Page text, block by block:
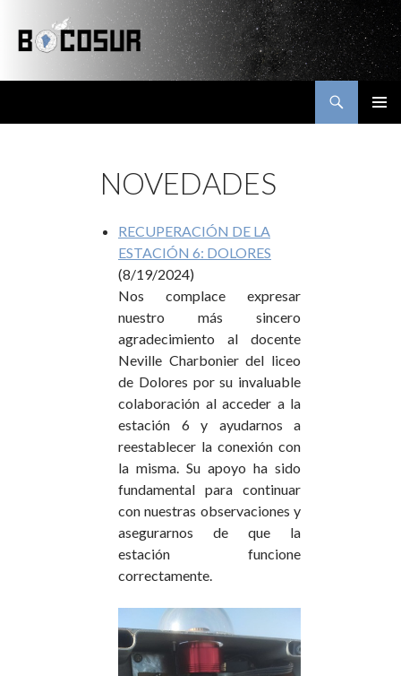
NOVEDADES
RECUPERACIÓN DE LA
ESTACIÓN 6: DOLORES
(8/19/2024)
Nos complace expresar
nuestro más sincero
agradecimiento al docente
Neville Charbonier del liceo
de Dolores por su invaluable
colaboración al acceder a la
estación 6 y ayudarnos a
reestablecer la conexión con
la misma. Su apoyo ha sido
fundamental para continuar
con nuestras observaciones y
asegurarnos de que la
estación funcione
correctamente.